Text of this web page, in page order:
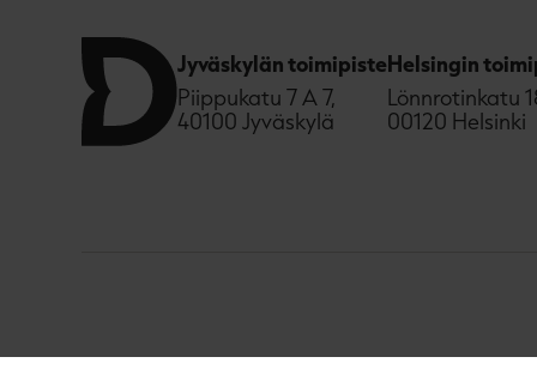
Jyväskylän toimipiste
Piippukatu 7 A 7,
40100 Jyväskylä
Helsingin
Lönnrotinkatu
00120 Helsinki